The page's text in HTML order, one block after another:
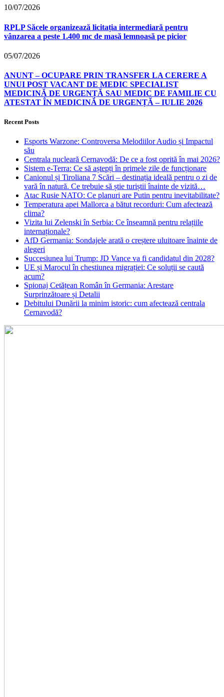
10/07/2026
RPLP Săcele organizează licitația intermediară pentru
vânzarea a peste 1.400 mc de masă lemnoasă pe picior
05/07/2026
ANUNȚ – OCUPARE PRIN TRANSFER LA CERERE A
UNUI POST VACANT DE MEDIC SPECIALIST
MEDICINĂ DE URGENȚĂ SAU MEDIC DE FAMILIE CU
ATESTAT ÎN MEDICINĂ DE URGENȚĂ – IULIE 2026
Recent Posts
Esports Warzone: Controversa Melodiilor Audio și Impactul
său
Centrala nucleară Cernavodă: De ce a fost oprită în mai 2026?
Sistem e-Terra: Ce să aștepți în primele zile de funcționare
Canionul și Tiroliana 7 Scări – destinația ideală pentru o zi de
vară în natură. Ce trebuie să știe turiștii înainte de vizită…
Atac Rusie NATO: Ce planuri are Putin pentru inevitabilitate?
Temperatura apei Mallorca a bătut recorduri: Cum afectează
clima?
Vizita lui Zelenski în Serbia: Ce înseamnă pentru relațiile
internaționale?
AfD Germania: Sondajele arată o creștere uluitoare înainte de
alegeri
Succesiunea lui Trump: JD Vance va fi candidatul din 2028?
UE și Marocul în chestiunea migrației: Ce soluții se caută
acum?
Spionaj Cetățean Român în Germania: Arestare
Surprinzătoare și Detalii
Debitului Dunării la minim istoric: cum afectează centrala
Cernavodă?